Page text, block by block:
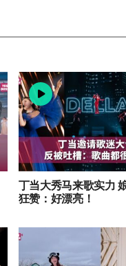
丁当大秀马来歌实力
狂赞：好漂亮！